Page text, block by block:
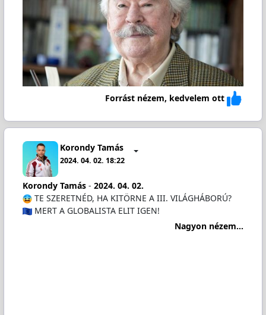
Forrást nézem, kedvelem ott
Korondy Tamás
2024. 04. 02. 18:22
Korondy Tamás- 2024. 04. 02.
TE SZERETNÉD, HA KITÖRNE A III. VILÁGHÁBORÚ?
MERT A GLOBALISTA ELIT IGEN!
Nagyon nézem...